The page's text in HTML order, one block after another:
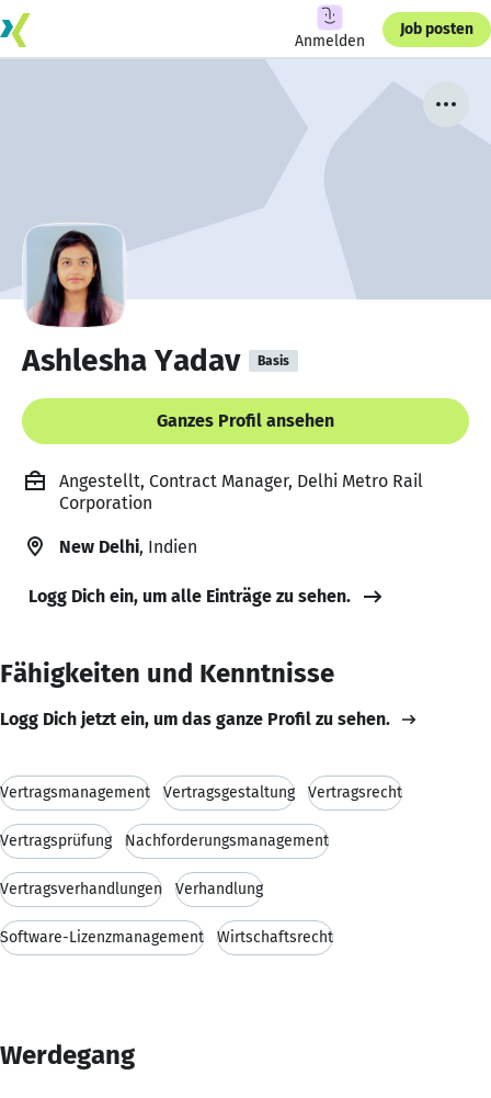
Anmelden
Job posten
Ashlesha Yadav Basis
Ganzes Profil ansehen
Angestellt, Contract Manager, Delhi Metro Rail
Corporation
New Delhi, Indien
Logg Dich ein, um alle Einträge zu sehen.
Fähigkeiten und Kenntnisse
Logg Dich jetzt ein, um das ganze Profil zu sehen.
Vertragsmanagement Vertragsgestaltung Vertragsrecht
Vertragsprüfung Nachforderungsmanagement
Vertragsverhandlungen Verhandlung
Software-Lizenzmanagement Wirtschaftsrecht
Werdegang